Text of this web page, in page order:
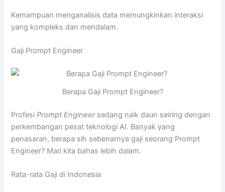
Kemampuan menganalisis data memungkinkan interaksi
yang kompleks dan mendalam.
Gaji Prompt Engineer
Berapa Gaji Prompt Engineer?
ProfesiPrompt Engineersedang naik daun seiring dengan
perkembangan pesat teknologi AI. Banyak yang
penasaran, berapa sih sebenarnya gaji seorang Prompt
Engineer? Mari kita bahas lebih dalam.
Rata-rata Gaji di Indonesia